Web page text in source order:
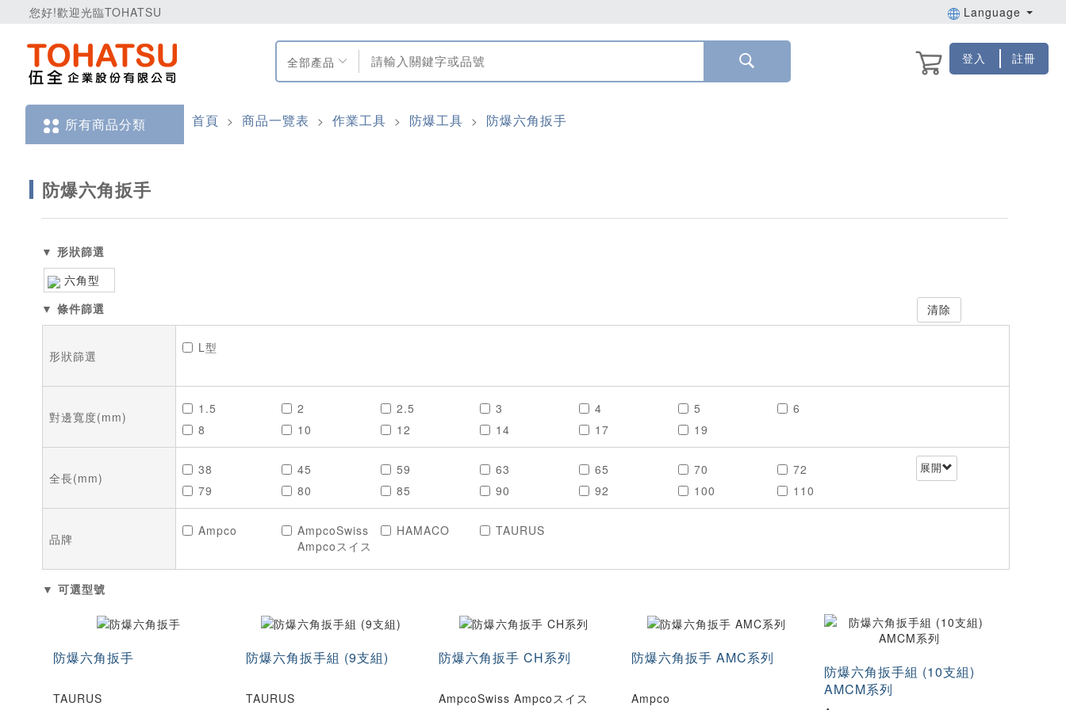
您好!歡迎光臨TOHATSU Language
全部產品 登入 註冊
所有商品分類 首頁 > 商品一覽表 > 作業工具 > 防爆工具 > 防爆六角扳手
防爆六角扳手
▼ 形狀篩選
六角型
▼ 條件篩選
清除
形狀篩選
L型
對邊寬度(mm)
1.5 2 2.5 3 4 5
6
8
10 12 14 17 19
全長(mm)
38 45 59 63 65 70
72
79
80 85 90 92 100
110
112
125 130 140 150 160
168
175
177
展開
品牌
Ampco
AmpcoSwiss
Ampcoスイス
HAMACO TAURUS
▼ 可選型號
防爆六角扳手
TAURUS
防爆六角扳手組 (9支組)
TAURUS
防爆六角扳手 CH系列
AmpcoSwiss Ampcoスイス
防爆六角扳手 AMC系列
Ampco
防爆六角扳手組 (10支組)
AMCM系列